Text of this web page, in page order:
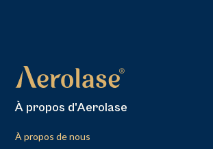
À propos d'Aerolase
À propos de nous